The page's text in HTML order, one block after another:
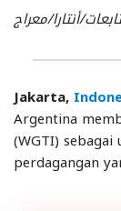
أنتارا/معراج
Jakarta,
Argentina
(WGTI)
perdagangan